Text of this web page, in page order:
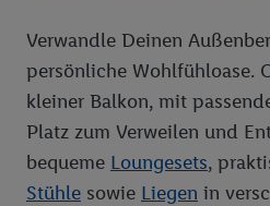
Verwandle Deinen
persönliche Wohlfühloase.
kleiner Balkon, mit
Platz zum Verweilen und
bequeme Loungesets,
Stühle sowie Liegen in
Werbung und Erfolgsmessung:
Gewährleistung der Sicherheit,
von Betrug und Fehlerbehebung,
von Werbung und Inhalten,
von Daten aus unterschiedlichen
verschiedener Endgeräte,
automatisch übermittelter